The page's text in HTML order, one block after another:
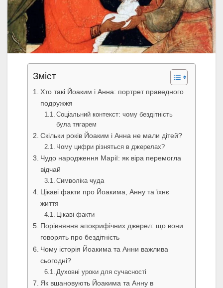
Зміст
Хто такі Йоаким і Анна: портрет праведного
подружжя
Соціальний контекст: чому бездітність
була тягарем
Скільки років Йоаким і Анна не мали дітей?
Чому цифри різняться в джерелах?
Чудо народження Марії: як віра перемогла
відчай
Символіка чуда
Цікаві факти про Йоакима, Анну та їхнє
життя
Цікаві факти
Порівняння апокрифічних джерел: що вони
говорять про бездітність
Чому історія Йоакима та Анни важлива
сьогодні?
Духовні уроки для сучасності
Як вшановують Йоакима та Анну в